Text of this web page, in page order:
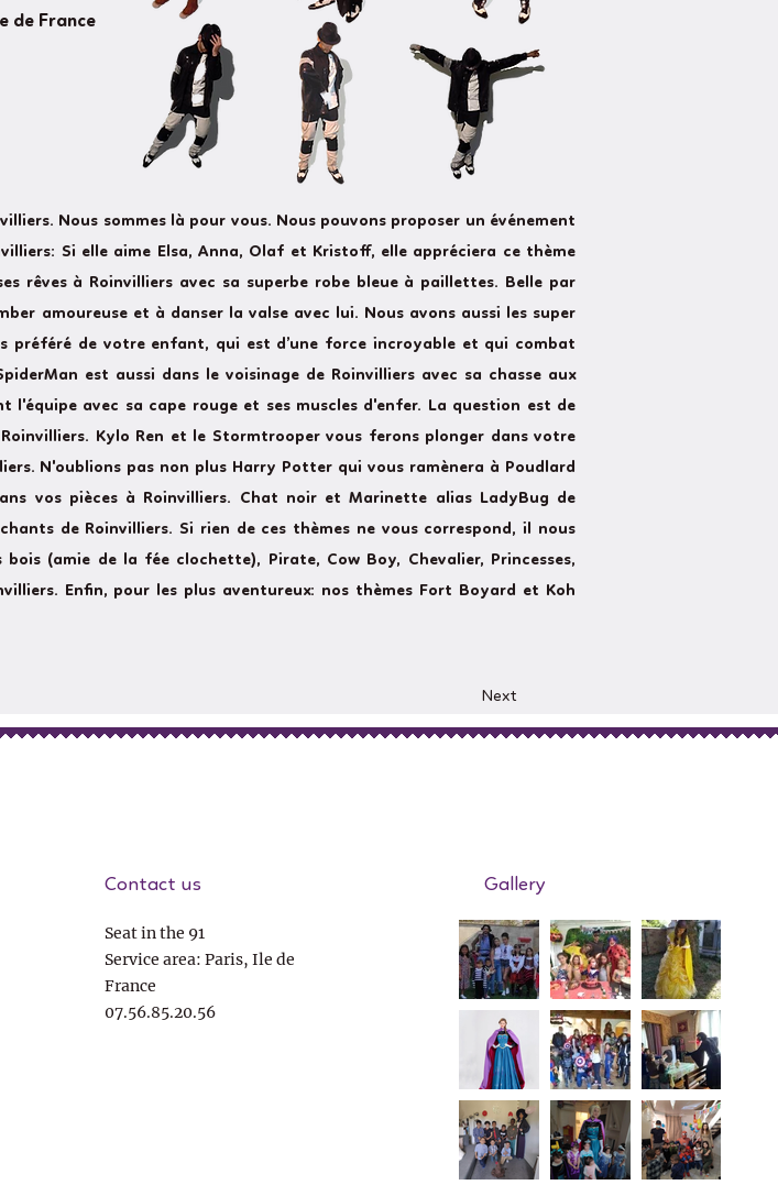
de France
Nous sommes là pour vous. Nous pouvons proposer un événement
Si elle aime Elsa, Anna, Olaf et Kristoff, elle appréciera ce thème
rêves à Roinvilliers avec sa superbe robe bleue à paillettes. Belle par
amoureuse et à danser la valse avec lui. Nous avons aussi les super
préféré de votre enfant, qui est d’une force incroyable et qui combat
est aussi dans le voisinage de Roinvilliers avec sa chasse aux
avec sa cape rouge et ses muscles d'enfer. La question est de
Kylo Ren et le Stormtrooper vous ferons plonger dans votre
N'oublions pas non plus Harry Potter qui vous ramènera à Poudlard
vos pièces à Roinvilliers. Chat noir et Marinette alias LadyBug de
de Roinvilliers. Si rien de ces thèmes ne vous correspond, il nous
(amie de la fée clochette), Pirate, Cow Boy, Chevalier, Princesses,
Enfin, pour les plus aventureux: nos thèmes Fort Boyard et Koh
Next
Contact us
Seat in the 91
Service area: Paris, Ile de
France
07.56.85.20.56
Gallery